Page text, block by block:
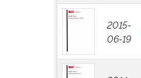
2015-
06-19